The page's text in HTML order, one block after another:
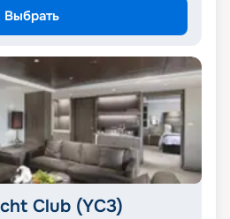
Выбрать
Club (YC3)